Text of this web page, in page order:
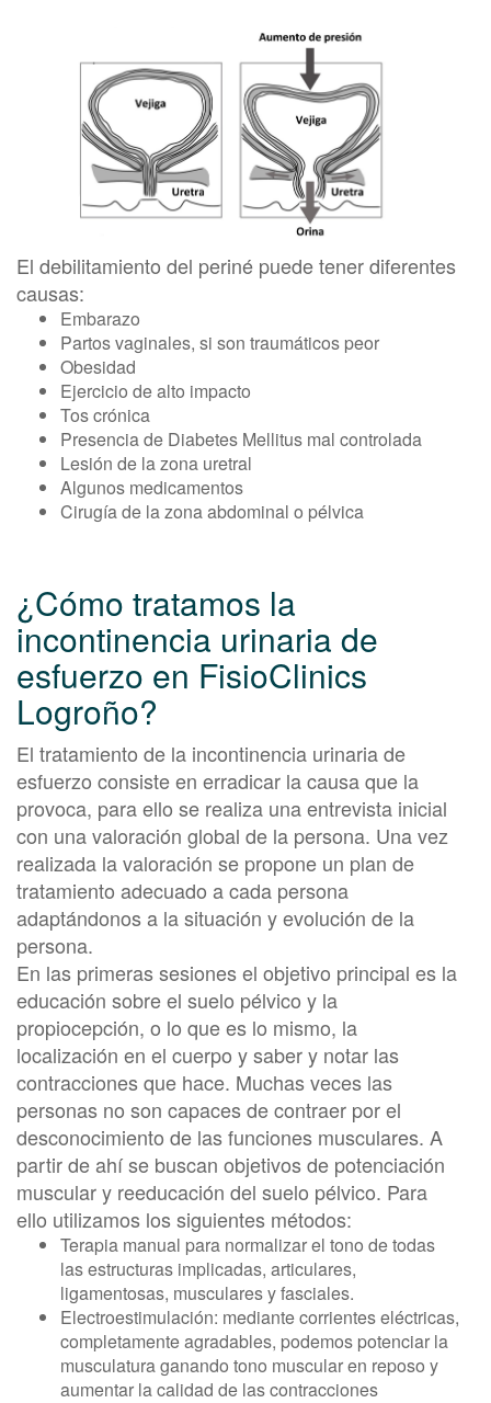
El debilitamiento del periné puede tener diferentes
causas:
Embarazo
Partos vaginales, si son traumáticos peor
Obesidad
Ejercicio de alto impacto
Tos crónica
Presencia de Diabetes Mellitus mal controlada
Lesión de la zona uretral
Algunos medicamentos
Cirugía de la zona abdominal o pélvica
¿Cómo tratamos la
incontinencia urinaria de
esfuerzo en FisioClinics
Logroño?
El tratamiento de la incontinencia urinaria de
esfuerzo consiste en erradicar la causa que la
provoca, para ello se realiza una entrevista inicial
con una valoración global de la persona. Una vez
realizada la valoración se propone un plan de
tratamiento adecuado a cada persona
adaptándonos a la situación y evolución de la
persona.
En las primeras sesiones el objetivo principal es la
educación sobre el suelo pélvico y la
propiocepción, o lo que es lo mismo, la
localización en el cuerpo y saber y notar las
contracciones que hace. Muchas veces las
personas no son capaces de contraer por el
desconocimiento de las funciones musculares. A
partir de ahí se buscan objetivos de potenciación
muscular y reeducación del suelo pélvico. Para
ello utilizamos los siguientes métodos:
Terapia manual para normalizar el tono de todas
las estructuras implicadas, articulares,
ligamentosas, musculares y fasciales.
Electroestimulación: mediante corrientes eléctricas,
completamente agradables, podemos potenciar la
musculatura ganando tono muscular en reposo y
aumentar la calidad de las contracciones